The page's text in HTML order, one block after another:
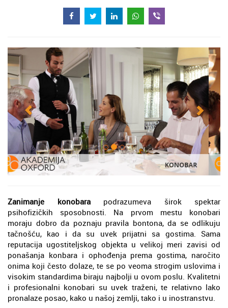
Zanimanje konobarapodrazumeva širok spektar
psihofizičkih sposobnosti. Na prvom mestu konobari
moraju dobro da poznaju pravila bontona, da se odlikuju
tačnošću, kao i da su uvek prijatni sa gostima. Sama
reputacija ugostiteljskog objekta u velikoj meri zavisi od
ponašanja konbara i ophođenja prema gostima, naročito
onima koji često dolaze, te se po veoma strogim uslovima i
visokim standardima biraju najbolji u ovom poslu. Kvalitetni
i profesionalni konobari su uvek traženi, te relativno lako
pronalaze posao, kako u našoj zemlji, tako i u inostranstvu.